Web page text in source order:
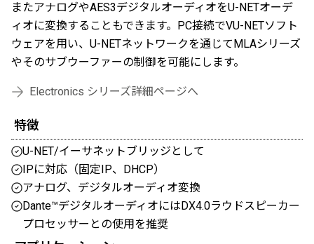
またアナログやAES3デジタルオーディオをU-NETオーデ
ィオに変換することもできます。PC接続でVU-NETソフト
ウェアを用い、U-NETネットワークを通じてMLAシリーズ
やそのサブウーファーの制御を可能にします。
Electronics シリーズ詳細ページへ
特徴
U-NET/イーサネットブリッジとして
IPに対応（固定IP、DHCP）
アナログ、デジタルオーディオ変換
Dante™デジタルオーディオにはDX4.0ラウドスピーカー
プロセッサーとの使用を推奨